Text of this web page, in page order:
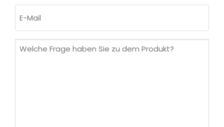
Mail
Welche